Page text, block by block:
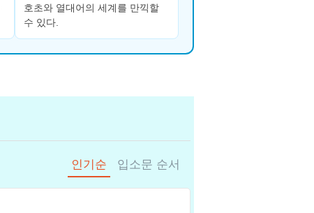
호초와 열대어의 세계를 만끽할
수 있다.
인기순 입소문 순서